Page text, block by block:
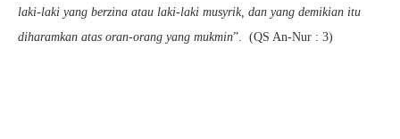
laki-laki yang berzina atau laki-laki musyrik, dan yang demikian itu
diharamkan atas oran-orang yang mukmin”. (QS An-Nur : 3)